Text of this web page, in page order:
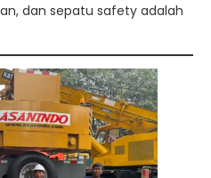
dan sepatu safety adalah